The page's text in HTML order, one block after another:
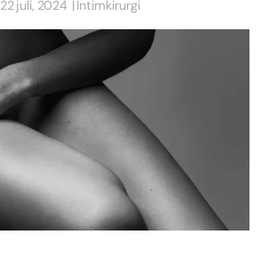
22 juli, 2024 Intimkirurgi